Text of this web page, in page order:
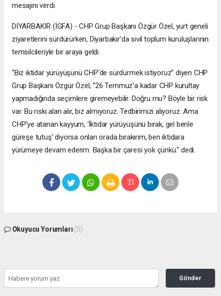
mesajını verdi.
DİYARBAKIR (İGFA) - CHP Grup Başkanı Özgür Özel, yurt geneli
ziyaretlerini sürdürürken, Diyarbakır’da sivil toplum kuruluşlarının
temsilcileriyle bir araya geldi.
"Biz iktidar yürüyüşünü CHP'de sürdürmek istiyoruz” diyen CHP
Grup Başkanı Özgür Özel, “26 Temmuz'a kadar CHP kurultay
yapmadığında seçimlere giremeyebilir. Doğru mu? Böyle bir risk
var. Bu riski alan alır, biz almıyoruz. Tedbirimizi alıyoruz. Ama
CHP'ye atanan kayyum, ‘İktidar yürüyüşünü bırak, gel benle
güreşe tutuş’ diyorsa onları orada bırakırım, ben iktidara
yürümeye devam ederim. Başka bir çaresi yok çünkü." dedi.
Okuyucu Yorumları (0)
Gönder